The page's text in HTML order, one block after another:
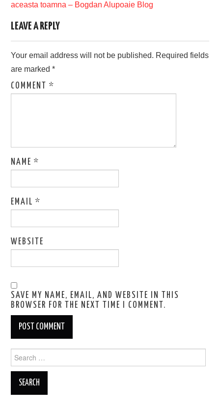
aceasta toamna – Bogdan Alupoaie Blog
LEAVE A REPLY
Your email address will not be published. Required fields
are marked*
COMMENT*
NAME*
EMAIL*
WEBSITE
SAVE MY NAME, EMAIL, AND WEBSITE IN THIS
BROWSER FOR THE NEXT TIME I COMMENT.
Search
for: